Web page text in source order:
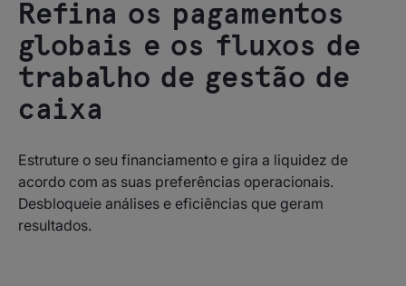
Refina os pagamentos
globais e os fluxos de
trabalho de gestão de
caixa
Estruture o seu financiamento e gira a liquidez de
acordo com as suas preferências operacionais.
Desbloqueie análises e eficiências que geram
resultados.